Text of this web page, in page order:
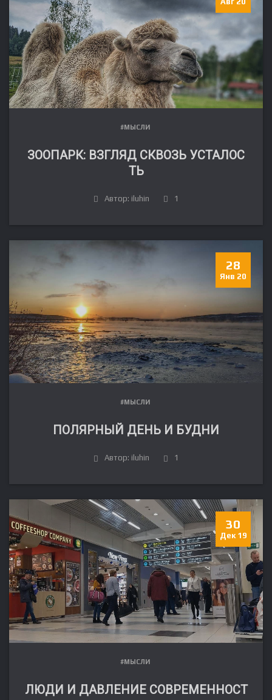
#МЫСЛИ
ЗООПАРК: ВЗГЛЯД СКВОЗЬ УСТАЛОС
ТЬ
Автор: iluhin 1
28
Янв 20
#МЫСЛИ
ПОЛЯРНЫЙ ДЕНЬ И БУДНИ
Автор: iluhin 1
30
Дек 19
#МЫСЛИ
ЛЮДИ И ДАВЛЕНИЕ СОВРЕМЕННОСТ